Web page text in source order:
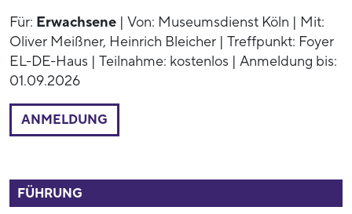
Für: Erwachsene | Von: Museumsdienst Köln | Mit:
Oliver Meißner, Heinrich Bleicher | Treffpunkt: Foyer
EL-DE-Haus | Teilnahme: kostenlos | Anmeldung bis:
01.09.2026
ANMELDUNG
FÜHRUNG